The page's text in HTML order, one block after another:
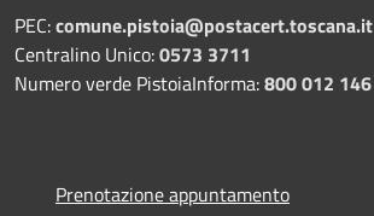
PEC:comune.pistoia@postacert.toscana.it
Centralino Unico:0573 3711
Numero verde PistoiaInforma:800 012 146
Prenotazione appuntamento